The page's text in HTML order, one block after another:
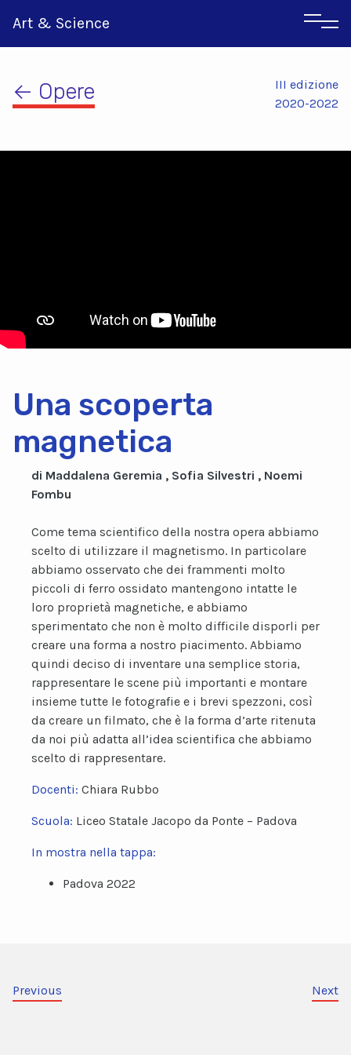
Art & Science
← Opere
III edizione
2020-2022
Una scoperta
magnetica
di Maddalena Geremia , Sofia Silvestri , Noemi
Fombu
Come tema scientifico della nostra opera abbiamo
scelto di utilizzare il magnetismo. In particolare
abbiamo osservato che dei frammenti molto
piccoli di ferro ossidato mantengono intatte le
loro proprietà magnetiche, e abbiamo
sperimentato che non è molto difficile disporli per
creare una forma a nostro piacimento. Abbiamo
quindi deciso di inventare una semplice storia,
rappresentare le scene più importanti e montare
insieme tutte le fotografie e i brevi spezzoni, così
da creare un filmato, che è la forma d’arte ritenuta
da noi più adatta all’idea scientifica che abbiamo
scelto di rappresentare.
Docenti: Chiara Rubbo
Scuola: Liceo Statale Jacopo da Ponte – Padova
In mostra nella tappa:
Padova 2022
Previous Next